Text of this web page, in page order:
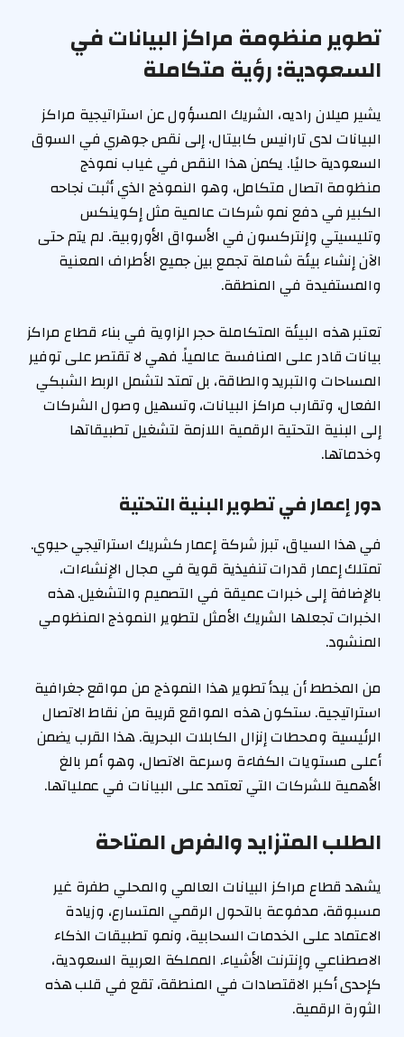
تطوير منظومة مراكز البيانات في
السعودية: رؤية متكاملة
يشير ميلان راديه، الشريك المسؤول عن استراتيجية مراكز
البيانات لدى تارانيس كابيتال، إلى نقص جوهري في السوق
السعودية حاليًا. يكمن هذا النقص في غياب نموذج
منظومة اتصال متكامل، وهو النموذج الذي أثبت نجاحه
الكبير في دفع نمو شركات عالمية مثل إكوينكس
وتليسيتي وإنتركسون في الأسواق الأوروبية. لم يتم حتى
الآن إنشاء بيئة شاملة تجمع بين جميع الأطراف المعنية
والمستفيدة في المنطقة.
تعتبر هذه البيئة المتكاملة حجر الزاوية في بناء قطاع مراكز
بيانات قادر على المنافسة عالمياً. فهي لا تقتصر على توفير
المساحات والتبريد والطاقة، بل تمتد لتشمل الربط الشبكي
الفعال، وتقارب مراكز البيانات، وتسهيل وصول الشركات
إلى البنية التحتية الرقمية اللازمة لتشغيل تطبيقاتها
وخدماتها.
دور إعمار في تطوير البنية التحتية
في هذا السياق، تبرز شركة إعمار كشريك استراتيجي حيوي.
تمتلك إعمار قدرات تنفيذية قوية في مجال الإنشاءات،
بالإضافة إلى خبرات عميقة في التصميم والتشغيل. هذه
الخبرات تجعلها الشريك الأمثل لتطوير النموذج المنظومي
المنشود.
من المخطط أن يبدأ تطوير هذا النموذج من مواقع جغرافية
استراتيجية. ستكون هذه المواقع قريبة من نقاط الاتصال
الرئيسية ومحطات إنزال الكابلات البحرية. هذا القرب يضمن
أعلى مستويات الكفاءة وسرعة الاتصال، وهو أمر بالغ
الأهمية للشركات التي تعتمد على البيانات في عملياتها.
الطلب المتزايد والفرص المتاحة
يشهد قطاع مراكز البيانات العالمي والمحلي طفرة غير
مسبوقة، مدفوعة بالتحول الرقمي المتسارع، وزيادة
الاعتماد على الخدمات السحابية، ونمو تطبيقات الذكاء
الاصطناعي وإنترنت الأشياء. المملكة العربية السعودية،
كإحدى أكبر الاقتصادات في المنطقة، تقع في قلب هذه
الثورة الرقمية.